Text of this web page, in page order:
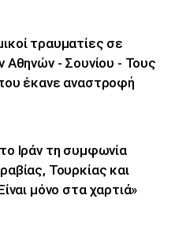
τραυματίες σε
Αθηνών - Σουνίου - Τους
έκανε αναστροφή
Ιράν τη συμφωνία
Τουρκίας και
μόνο στα χαρτιά»